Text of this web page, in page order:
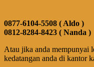
0877-6104-5508 ( Aldo )
0812-8284-8423 ( Nanda )
Atau jika anda mempunyai
kedatangan anda di kantor